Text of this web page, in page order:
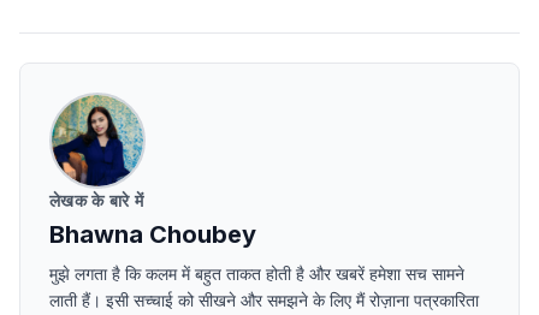
लेखक के बारे में
Bhawna Choubey
मुझे लगता है कि कलम में बहुत ताकत होती है और खबरें हमेशा सच सामने
लाती हैं। इसी सच्चाई को सीखने और समझने के लिए मैं रोज़ाना पत्रकारिता